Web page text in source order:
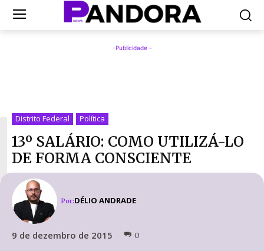
-Publicidade -
Distrito Federal Política
13º SALÁRIO: COMO UTILIZÁ-LO
DE FORMA CONSCIENTE
Por:DÉLIO ANDRADE
9 de dezembro de 2015 0